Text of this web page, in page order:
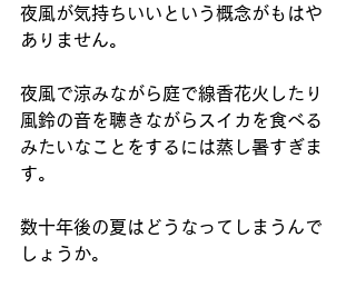
夜風が気持ちいいという概念がもはや
ありません。
夜風で涼みながら庭で線香花火したり
風鈴の音を聴きながらスイカを食べる
みたいなことをするには蒸し暑すぎま
す。
数十年後の夏はどうなってしまうんで
しょうか。